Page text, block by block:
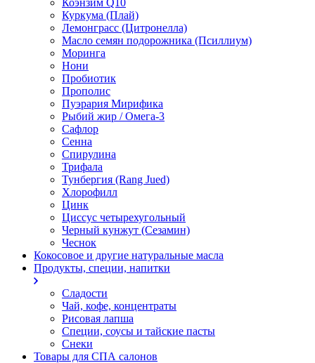
Коэнзим Q10
Куркума (Плай)
Лемонграсс (Цитронелла)
Масло семян подорожника (Псиллиум)
Моринга
Нони
Пробиотик
Прополис
Пуэрария Мирифика
Рыбий жир / Омега-3
Сафлор
Сенна
Спирулина
Трифала
Тунбергия (Rang Jued)
Хлорофилл
Цинк
Циссус четырехугольный
Черный кунжут (Сезамин)
Чеснок
Кокосовое и другие натуральные масла
Продукты, специи, напитки
Сладости
Чай, кофе, концентраты
Рисовая лапша
Специи, соусы и тайские пасты
Снеки
Товары для СПА салонов